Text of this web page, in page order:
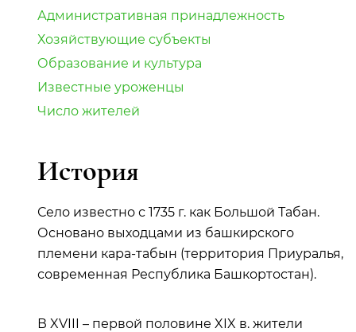
Административная принадлежность
Хозяйствующие субъекты
Образование и культура
Известные уроженцы
Число жителей
История
Село известно с 1735 г. как Большой Табан.
Основано выходцами из башкирского
племени кара-табын (территория Приуралья,
современная Республика Башкортостан).
В XVIII – первой половине XIX в. жители